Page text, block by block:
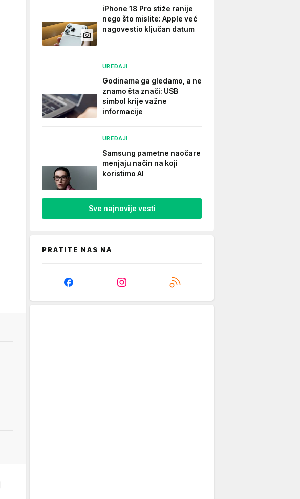
iPhone 18 Pro stiže ranije
nego što mislite: Apple već
nagovestio ključan datum
UREĐAJI
Godinama ga gledamo, a ne
znamo šta znači: USB
simbol krije važne
informacije
UREĐAJI
Samsung pametne naočare
menjaju način na koji
koristimo AI
Sve najnovije vesti
PRATITE NAS NA